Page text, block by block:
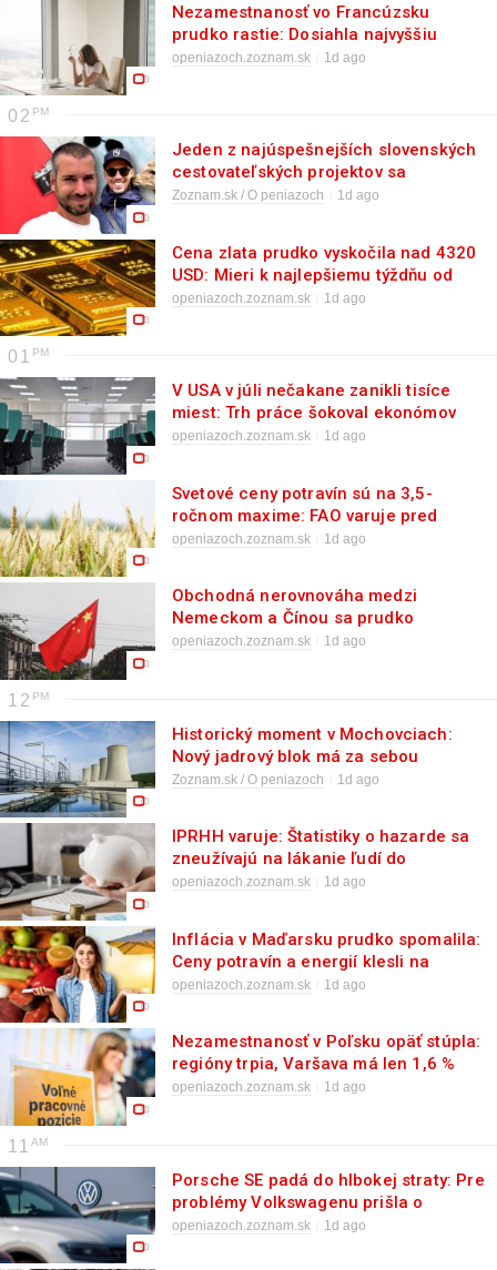
Nezamestnanosť vo Francúzsku
prudko rastie: Dosiahla najvyššiu
úroveň od roku 2020
openiazoch.zoznam.sk 1d ago
02
Jeden z najúspešnejších slovenských
cestovateľských projektov sa
rozpadol. Spor zakladateľov vyústil až
Zoznam.sk / O peniazoch 1d ago
Cena zlata prudko vyskočila nad 4320
USD: Mieri k najlepšiemu týždňu od
januára
openiazoch.zoznam.sk 1d ago
01
V USA v júli nečakane zanikli tisíce
miest: Trh práce šokoval ekonómov
openiazoch.zoznam.sk 1d ago
Svetové ceny potravín sú na 3,5-
ročnom maxime: FAO varuje pred
novou vlnou zdražovania
openiazoch.zoznam.sk 1d ago
Obchodná nerovnováha medzi
Nemeckom a Čínou sa prudko
prehlbuje, rastie čínsky prebytok
openiazoch.zoznam.sk 1d ago
12
Historický moment v Mochovciach:
Nový jadrový blok má za sebou
rozhodujúci krok k výrobe elektriny
Zoznam.sk / O peniazoch 1d ago
IPRHH varuje: Štatistiky o hazarde sa
zneužívajú na lákanie ľudí do
investícií
openiazoch.zoznam.sk 1d ago
Inflácia v Maďarsku prudko spomalila:
Ceny potravín a energií klesli na
minimum
openiazoch.zoznam.sk 1d ago
Nezamestnanosť v Poľsku opäť stúpla:
regióny trpia, Varšava má len 1,6 %
openiazoch.zoznam.sk 1d ago
11
Porsche SE padá do hlbokej straty: Pre
problémy Volkswagenu prišla o
miliardy eur
openiazoch.zoznam.sk 1d ago